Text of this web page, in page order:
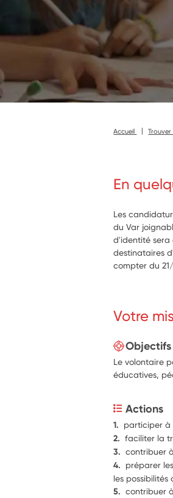
Accueil Trouver
En
Les
du Var
d'identité sera
destinataires
compter du
Votre
Objectifs
Le volontaire
éducatives,
Actions
1. participer à
2. faciliter la
3. contribuer
4. préparer
les possibilités
5. contribuer